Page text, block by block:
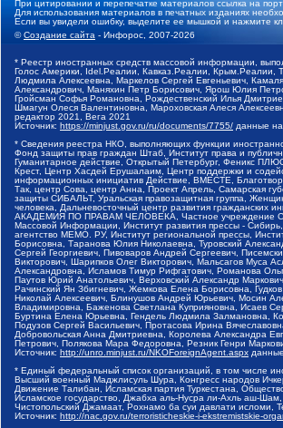
При цитировании и перепечатке материалов ссылка на
Для использования материалов в печатных изданиях
Если вы увидели ошибку, выделите ее мышкой и нажмите
©Создание сайта - Инфорос, 2007-2026
* Реестр иностранных средств массовой информации,
Голос Америки, Idel.Реалии, Кавказ.Реалии, Крым.Реалии,
Людмила Алексеевна, Маркелов Сергей Евгеньевич,
Александрович, Маняхин Петр Борисович, Ярош Юлия
Гройсман Софья Романовна, Рождественский Илья
Шмагун Олеся Валентиновна, Мароховская Алеся
редактор 2021, Вега 2021
Источник: https://minjust.gov.ru/ru/documents/7755/ данные на
* Сведения реестра НКО, выполняющих функции
Фонд защиты прав граждан Штаб, Институт права и
Гуманитарное действие, Открытый Петербург, Феникс
Крест, Центр Хасдей Ерушалаим, Центр поддержки и
информационных инициатив Действие, ВМЕСТЕ,
Так, центр Сова, центр Анна, Проект Апрель, Самарская
защиты СИБАЛЬТ, Уральская правозащитная группа,
человека, Дальневосточный центр развития гражданских
АКАДЕМИЯ ПО ПРАВАМ ЧЕЛОВЕКА, Частное учреждение
Массовой Информации, Институт развития прессы -
агентство МЕМО. РУ, Институт региональной прессы,
Борисовна, Таранова Юлия Николаевна, Туровский
Сергей Георгиевич, Пивоваров Андрей Сергеевич,
Викторович, Шарипков Олег Викторович, Мальсагов Муса
Александровна, Исламов Тимур Рифгатович, Романова
Паутов Юрий Анатольевич, Верховский Александр
Рачинский Ян Збигневич, Жемкова Елена Борисовна,
Николай Алексеевич, Блинушов Андрей Юрьевич, Мосин
Владимировна, Баженова Светлана Куприяновна, Исаев
Буртина Елена Юрьевна, Гендель Людмила Залмановна,
Подузов Сергей Васильевич, Протасова Ирина
Добровольская Анна Дмитриевна, Королева Александра
Петрович, Полякова Мара Федоровна, Резник Генри
Источник: http://unro.minjust.ru/NKOForeignAgent.aspx
* Единый федеральный список организаций, в том числе
Высший военный Маджлисуль Шура, Конгресс народов
Движение Талибан, Исламская партия Туркестана,
Исламское государство, Джабха аль-Нусра ли-Ахль аш-
Чистопольский Джамаат, Рохнамо ба суи давлати
Источник: http://nac.gov.ru/terroristicheskie-i-ekstremistskie-